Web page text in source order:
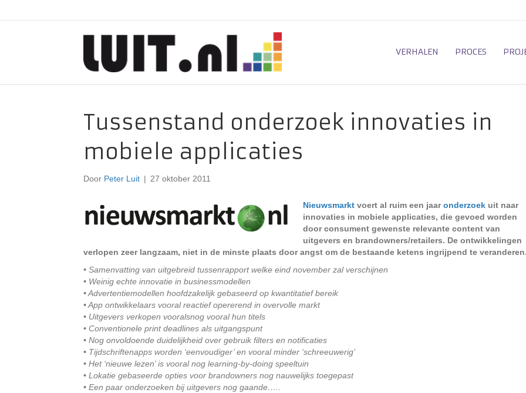
VERHALEN PROCES
Tussenstand onderzoek innovaties in
mobiele applicaties
Door Peter Luit | 27 oktober 2011
Nieuwsmarkt voert al ruim een jaaronderzoek uit naar
innovaties in mobiele applicaties, die gevoed worden
door consument gewenste relevante content van
uitgevers en brandowners/retailers. De ontwikkelingen
verlopen zeer langzaam, niet in de minste plaats door angst om de bestaande ketens ingrijpend te
• Samenvatting van uitgebreid tussenrapport welke eind november zal verschijnen
• Weinig echte innovatie in businessmodellen
• Advertentiemodellen hoofdzakelijk gebaseerd op kwantitatief bereik
• App ontwikkelaars vooral reactief opererend in overvolle markt
• Uitgevers verkopen vooralsnog vooral hun titels
• Conventionele print deadlines als uitgangspunt
• Nog onvoldoende duidelijkheid over gebruik filters en notificaties
• Tijdschriftenapps worden ‘eenvoudiger’ en vooral minder ‘schreeuwerig’
• Het ‘nieuwe lezen’ is vooral nog learning-by-doing speeltuin
• Lokatie gebaseerde opties voor brandowners nog nauwelijks toegepast
• Een paar onderzoeken bij uitgevers nog gaande…..